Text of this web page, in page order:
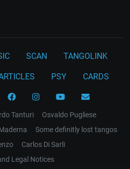
SCAN TANGOLINK
PSY CARDS
Tanturi
Osvaldo Pugliese
Some definitly lost tangos
Carlos Di Sarli
Legal Notices